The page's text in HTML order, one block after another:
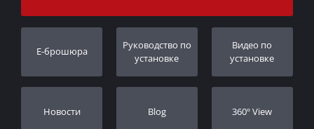
Порядок слежения
Дилеры
E-брошюра
Pуководство по
установке
Видео по
установке
Новости Blog 360º View